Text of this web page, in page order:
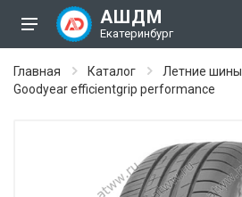
АШДМ
Екатеринбург
Главная Каталог Летние шины
Goodyear efficientgrip performance